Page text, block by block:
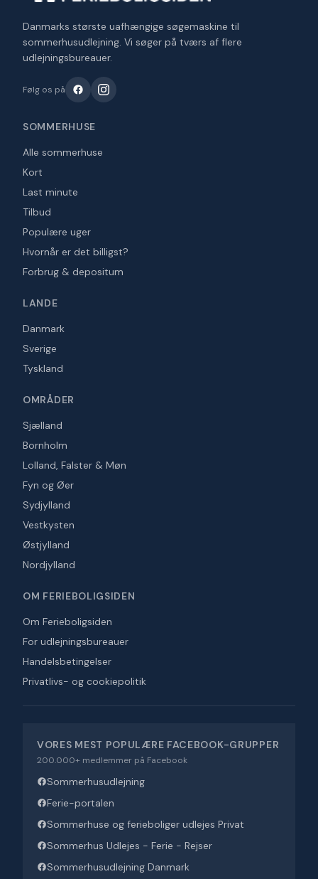
Danmarks største uafhængige søgemaskine til
sommerhusudlejning. Vi søger på tværs af flere
udlejningsbureauer.
Følg os på
SOMMERHUSE
Alle sommerhuse
Kort
Last minute
Tilbud
Populære uger
Hvornår er det billigst?
Forbrug & depositum
LANDE
Danmark
Sverige
Tyskland
OMRÅDER
Sjælland
Bornholm
Lolland, Falster & Møn
Fyn og Øer
Sydjylland
Vestkysten
Østjylland
Nordjylland
OM FERIEBOLIGSIDEN
Om Ferieboligsiden
For udlejningsbureauer
Handelsbetingelser
Privatlivs- og cookiepolitik
VORES MEST POPULÆRE FACEBOOK-GRUPPER
200.000+ medlemmer på Facebook
Sommerhusudlejning
Ferie-portalen
Sommerhuse og ferieboliger udlejes Privat
Sommerhus Udlejes - Ferie - Rejser
Sommerhusudlejning Danmark